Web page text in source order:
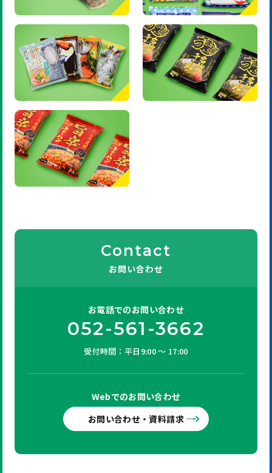
Contact
お問い合わせ
お電話でのお問い合わせ
052-561-3662
受付時間：平日9:00 ～ 17:00
Webでのお問い合わせ
お問い合わせ・資料請求